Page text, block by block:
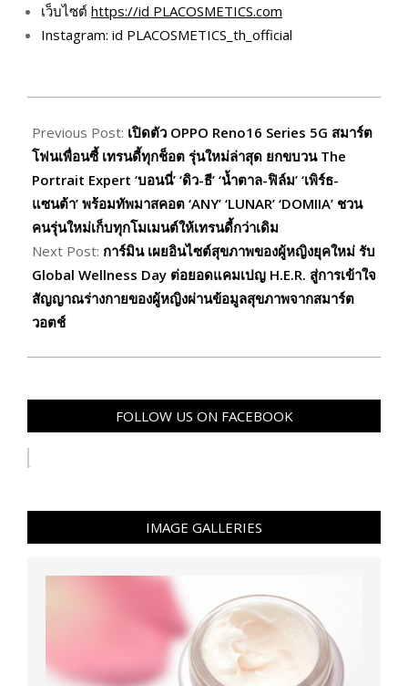
เว็บไซต์ https://id PLACOSMETICS.com
Instagram: id PLACOSMETICS_th_official
06-
29
Previous Post: เปิดตัว OPPO Reno16 Series 5G สมาร์ต
โฟนเพื่อนซี้ เทรนดี้ทุกช็อต รุ่นใหม่ล่าสุด ยกขบวน The
Portrait Expert ‘บอนนี่’ ‘ดิว-ธี’ ‘น้ำตาล-ฟิล์ม’ ‘เพิร์ธ-
แซนต้า’ พร้อมทัพมาสคอต ‘ANY’ ‘LUNAR’ ‘DOMIIA’ ชวน
คนรุ่นใหม่เก็บทุกโมเมนต์ให้เทรนดี้กว่าเดิม
Next Post: การ์มิน เผยอินไซต์สุขภาพของผู้หญิงยุคใหม่ รับ
Global Wellness Day ต่อยอดแคมเปญ H.E.R. สู่การเข้าใจ
สัญญาณร่างกายของผู้หญิงผ่านข้อมูลสุขภาพจากสมาร์ต
วอตช์
FOLLOW US ON FACEBOOK
IMAGE GALLERIES